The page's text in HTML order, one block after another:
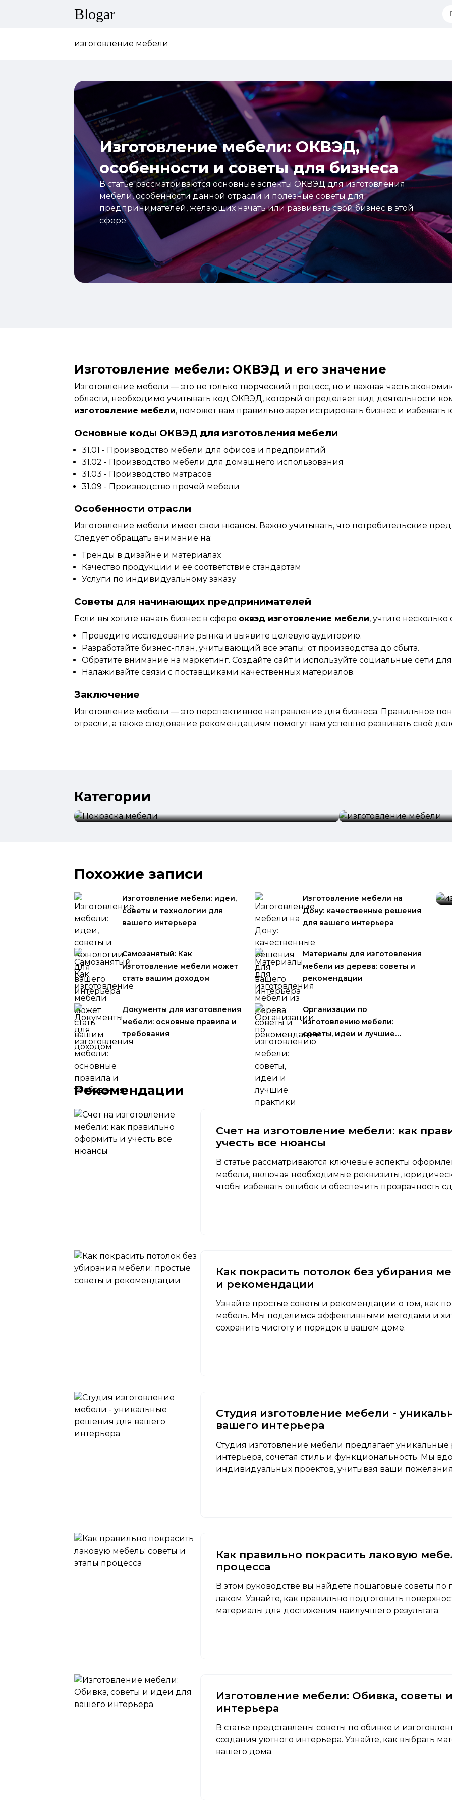
Blogar
изготовление мебели
Изготовление мебели: ОКВЭД,
особенности и советы для бизнеса
В статье рассматриваются основные аспекты ОКВЭД для изготовления
мебели, особенности данной отрасли и полезные советы для
предпринимателей, желающих начать или развивать свой бизнес в этой
сфере.
Изготовление мебели: ОКВЭД и его значение
Изготовление мебели — это не только творческий процесс, но и важная часть
области, необходимо учитывать код ОКВЭД, который определяет вид деятельности
изготовление мебели, поможет вам правильно зарегистрировать бизнес и
Основные коды ОКВЭД для изготовления мебели
31.01 - Производство мебели для офисов и предприятий
31.02 - Производство мебели для домашнего использования
31.03 - Производство матрасов
31.09 - Производство прочей мебели
Особенности отрасли
Изготовление мебели имеет свои нюансы. Важно учитывать, что потребительские
Следует обращать внимание на:
Тренды в дизайне и материалах
Качество продукции и её соответствие стандартам
Услуги по индивидуальному заказу
Советы для начинающих предпринимателей
Если вы хотите начать бизнес в сфере оквэд изготовление мебели, учтите несколько
Проведите исследование рынка и выявите целевую аудиторию.
Разработайте бизнес-план, учитывающий все этапы: от производства до сбыта.
Обратите внимание на маркетинг. Создайте сайт и используйте социальные сети
Налаживайте связи с поставщиками качественных материалов.
Заключение
Изготовление мебели — это перспективное направление для бизнеса. Правильное
отрасли, а также следование рекомендациям помогут вам успешно развивать своё
Категории
Покраска мебели
Похожие записи
Изготовление мебели: идеи,
советы и технологии для
вашего интерьера
Самозанятый: Как
изготовление мебели может
стать вашим доходом
Документы для изготовления
мебели: основные правила и
требования
Изготовление мебели на
Дону: качественные решения
для вашего интерьера
Материалы для изготовления
мебели из дерева: советы и
рекомендации
Организации по
изготовлению мебели:
советы, идеи и лучшие…
Рекомендации
Счет на изготовление мебели: как
учесть все нюансы
В статье рассматриваются ключевые аспекты
мебели, включая необходимые реквизиты,
чтобы избежать ошибок и обеспечить прозрачность
Как покрасить потолок без убирания
и рекомендации
Узнайте простые советы и рекомендации о том, как
мебель. Мы поделимся эффективными методами и
сохранить чистоту и порядок в вашем доме.
Студия изготовление мебели -
вашего интерьера
Студия изготовление мебели предлагает
интерьера, сочетая стиль и функциональность. Мы
индивидуальных проектов, учитывая ваши пожелания
Как правильно покрасить лаковую
процесса
В этом руководстве вы найдете пошаговые советы по
лаком. Узнайте, как правильно подготовить
материалы для достижения наилучшего результата.
Изготовление мебели: Обивка, советы
интерьера
В статье представлены советы по обивке и
создания уютного интерьера. Узнайте, как выбрать
вашего дома.